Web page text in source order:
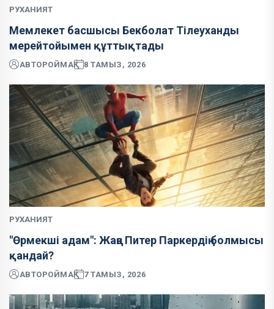
РУХАНИЯТ
Мемлекет басшысы Бекболат Тілеуханды
мерейтойымен құттықтады
АВТОРОЙМАҚ 8 ТАМЫЗ, 2026
РУХАНИЯТ
"Өрмекші адам": Жаңа Питер Паркердің болмысы
қандай?
АВТОРОЙМАҚ 7 ТАМЫЗ, 2026